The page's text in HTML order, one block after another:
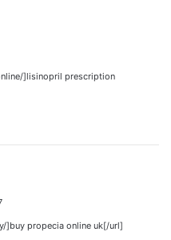
]lisinopril prescription
]buy propecia online uk[/url]